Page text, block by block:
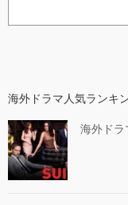
海外ドラマ人気ランキ
海外ドラ